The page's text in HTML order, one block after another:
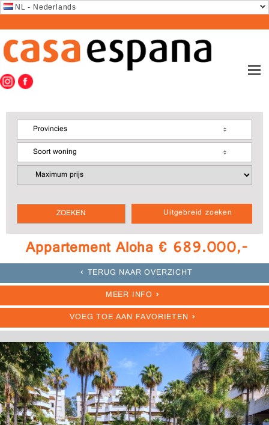
NL - Nederlands
Uitgebreid zoeken
Provincies
Soort woning
Appartement Aloha € 689.000,-
TERUG NAAR OVERZICHT
MEER INFO
VOEG TOE AAN FAVORIETEN